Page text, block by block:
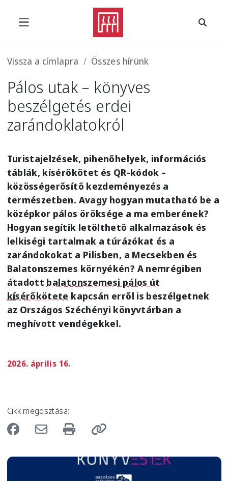
Morzsa
Vissza a címlapra Összes hírünk
Pálos utak – könyves
beszélgetés erdei
zarándoklatokról
Turistajelzések, pihenőhelyek, információs
táblák, kísérőkötet és QR-kódok –
közösségerősítő kezdeményezés a
természetben. Avagy hogyan mutatható be a
középkor pálos öröksége a ma emberének?
Hogyan segítik letölthető alkalmazások és
lelkiségi tartalmak a túrázókat és a
zarándokokat a Pilisben, a Mecsekben és
Balatonszemes környékén? A nemrégiben
átadott balatonszemesi pálos út
kísérőkötete kapcsán erről is beszélgetnek
az Országos Széchényi könyvtárban a
meghívott vendégekkel.
2026. április 16.
Cikk megosztása:
Image